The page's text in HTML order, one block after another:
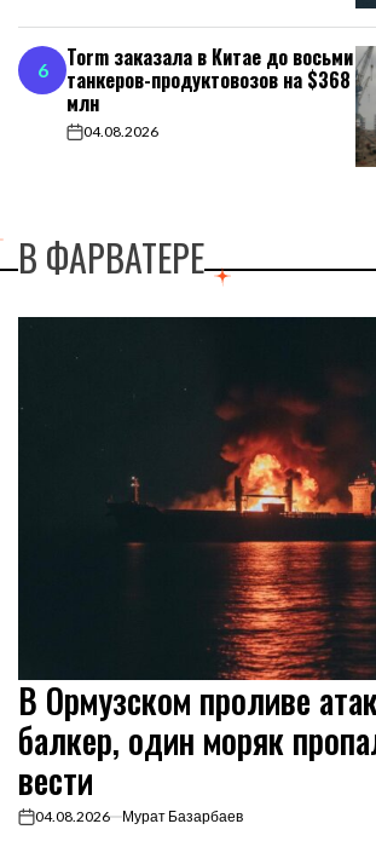
6 Torm заказала в Китае до восьми
танкеров-продуктовозов на $368
млн
on04.08.2026
В ФАРВАТЕРЕ
В Ормузском проливе
балкер, один моряк
вести
on04.08.2026 Мурат Базарбаев